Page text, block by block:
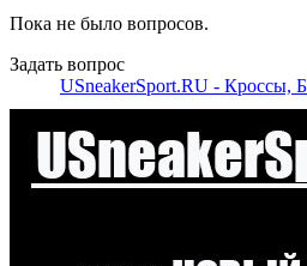
Пока не было вопросов.
Задать вопрос
USneakerSport.RU -